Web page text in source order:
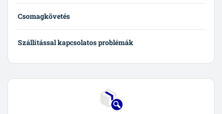
Csomagkövetés
Szállítással kapcsolatos problémák